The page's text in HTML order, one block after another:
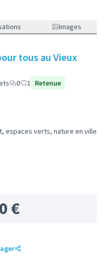
Images
tous au Vieux
0 1 Retenue
de la catégorie :
espaces verts, nature en ville
€